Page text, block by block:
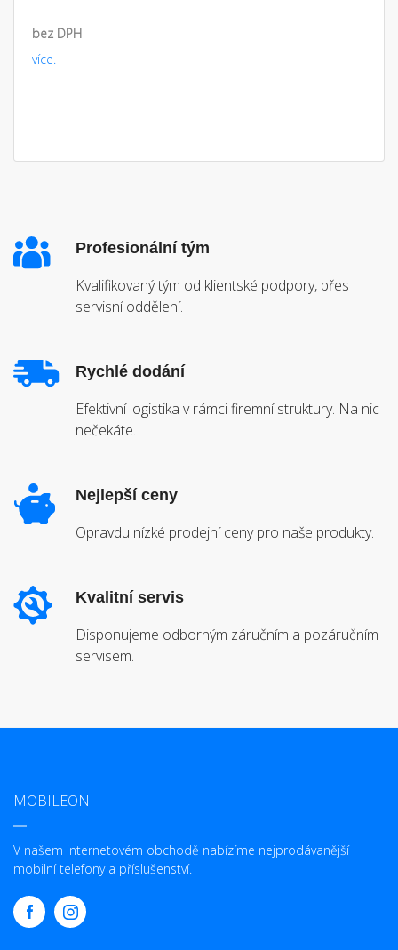
bez DPH
více.
Profesionální tým
Kvalifikovaný tým od klientské podpory, přes
servisní oddělení.
Rychlé dodání
Efektivní logistika v rámci firemní struktury. Na nic
nečekáte.
Nejlepší ceny
Opravdu nízké prodejní ceny pro naše produkty.
Kvalitní servis
Disponujeme odborným záručním a pozáručním
servisem.
MOBILEON
V našem internetovém obchodě nabízíme nejprodávanější
mobilní telefony a příslušenství.